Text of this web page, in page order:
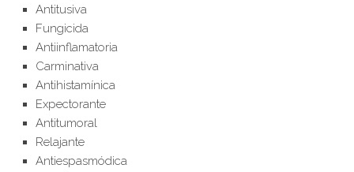
Antitusiva
Fungicida
Antiinflamatoria
Carminativa
Antihistamínica
Expectorante
Antitumoral
Relajante
Antiespasmódica